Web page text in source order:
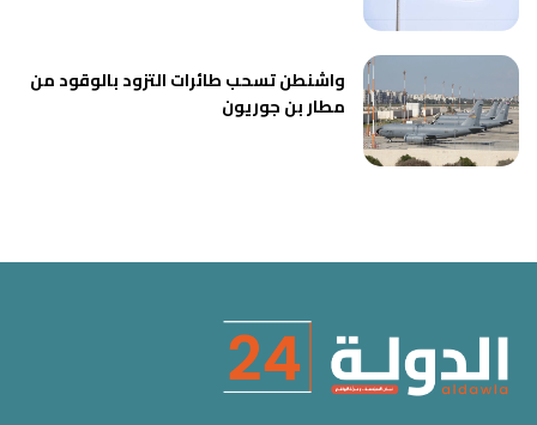
واشنطن تسحب طائرات التزود بالوقود من
مطار بن جوريون